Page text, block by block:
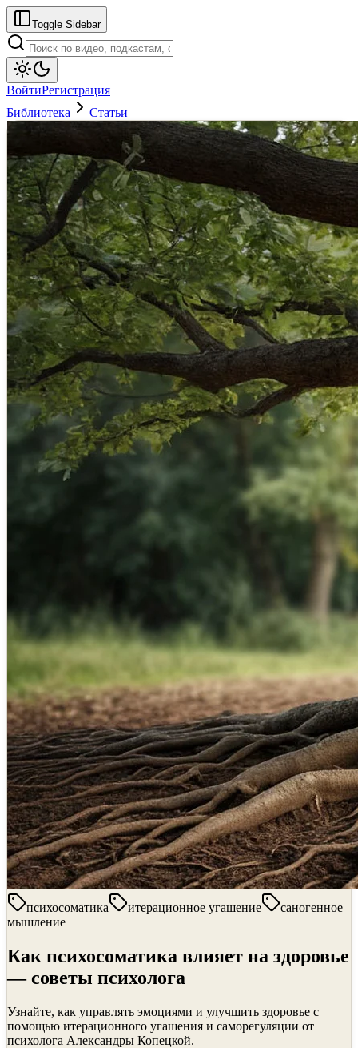
Toggle Sidebar
ВойтиРегистрация
Библиотека
Статьи
психосоматика итерационное угашение
саногенное
мышление
Как психосоматика влияет на здоровье
— советы психолога
Узнайте, как управлять эмоциями и улучшить здоровье с
помощью итерационного угашения и саморегуляции от
психолога Александры Копецкой.